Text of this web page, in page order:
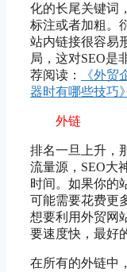
化的长尾关键词
标注或者加粗。
站内链接很容易
局，这对SEO是
荐阅读：
《外贸
器时有哪些技巧》
外链
排名一旦上升，
流量源，SEO大
时间。如果你的
可能需要花费更
想要利用外贸网
要速度快，最好
在所有的外链中